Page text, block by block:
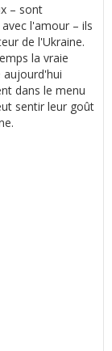
– sont
l'amour – ils
de l'Ukraine.
la vraie
aujourd'hui
dans le menu
sentir leur goût